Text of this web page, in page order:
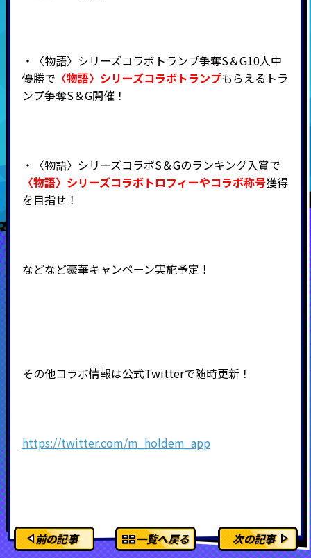
・〈物語〉シリーズコラボトランプ争奪S＆G10人中
優勝で 〈物語〉シリーズコラボトランプもらえるトラ
ンプ争奪S＆G開催！
・〈物語〉シリーズコラボS＆Gのランキング入賞で
〈物語〉シリーズコラボトロフィーやコラボ称号獲得
を目指せ！
などなど豪華キャンペーン実施予定！
その他コラボ情報は公式Twitterで随時更新！
https://twitter.com/m_holdem_app
前の記事 一覧へ戻る 次の記事